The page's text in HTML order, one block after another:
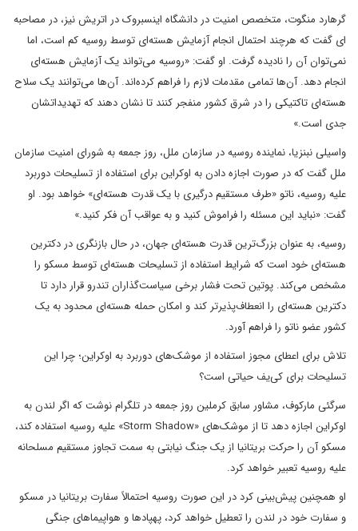
گرهارد منگوت، متخصص امنیت در دانشگاه اینسبروک در اتریش نیز، در مصاحبه
ای گفت که هرچند احتمال انجام آزمایش هسته‌ای توسط روسیه کم است، اما
نمی‌توان آن را نادیده گرفت. او گفت: «روسیه می‌تواند یک آزمایش هسته‌ای
انجام دهد. آن‌ها تمامی مقدمات لازم را فراهم کرده‌اند. آن‌ها می‌توانند یک سلاح
هسته‌ای تاکتیکی را در شرق کشور منفجر کنند تا نشان دهند که تهدیداتشان
جدی است.»
واسیلی نبنزیا، نماینده روسیه در سازمان ملل، روز جمعه به شورای امنیت سازمان
ملل گفت که در صورت اجازه دادن به اوکراین برای استفاده از تسلیحات دوربرد
علیه روسیه، ناتو «طرف مستقیم درگیری با یک قدرت هسته‌ای» خواهد بود. او
گفت: «نباید این مسئله را فراموش کنید و به عواقب آن فکر کنید.»
روسیه، به عنوان بزرگ‌ترین قدرت هسته‌ای جهان، در حال بازنگری در دکترین
هسته‌ای خود است که شرایط استفاده از تسلیحات هسته‌ای توسط مسکو را
مشخص می‌کند. پوتین تحت فشار برخی سیاست‌گذاران تندرو قرار دارد تا
دکترین هسته‌ای را انعطاف‌پذیرتر کند و امکان حمله هسته‌ای محدود به یک
کشور عضو ناتو را فراهم آورد.
تلاش برای اعطای مجوز استفاده از موشک‌های دوربرد به اوکراین؛ چرا این
تسلیحات برای کی‌یف حیاتی است؟
سرگئی مارکوف، مشاور سابق کرملین روز جمعه در تلگرام نوشت که اگر لندن به
اوکراین اجازه دهد تا از موشک‌های «Storm Shadow» علیه روسیه استفاده کند،
مسکو آن را حرکت بریتانیا از یک جنگ نیابتی به سمت تجاوز مستقیم مسلحانه
علیه روسیه تعبیر خواهد کرد.
او همچنین پیش‌بینی کرد در این صورت روسیه احتمالاً سفارت بریتانیا در مسکو
و سفارت خود در لندن را تعطیل خواهد کرد، پهپادها و هواپیماهای جنگی